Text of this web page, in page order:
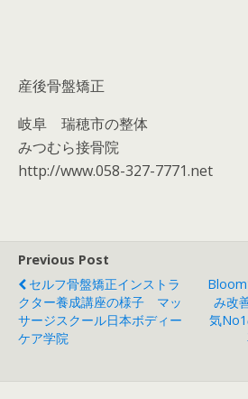
産後骨盤矯正
岐阜 瑞穂市の整体
みつむら接骨院
http://www.058-327-7771.net
Previous Post
セルフ骨盤矯正インストラ
クター養成講座の様子 マッ
サージスクール日本ボディー
ケア学院
み改
気